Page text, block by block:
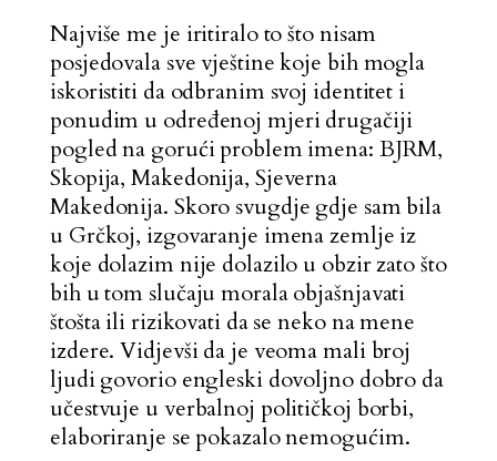
Najviše me je iritiralo to što nisam
posjedovala sve vještine koje bih mogla
iskoristiti da odbranim svoj identitet i
ponudim u određenoj mjeri drugačiji
pogled na gorući problem imena: BJRM,
Skopija, Makedonija, Sjeverna
Makedonija. Skoro svugdje gdje sam bila
u Grčkoj, izgovaranje imena zemlje iz
koje dolazim nije dolazilo u obzir zato što
bih u tom slučaju morala objašnjavati
štošta ili rizikovati da se neko na mene
izdere. Vidjevši da je veoma mali broj
ljudi govorio engleski dovoljno dobro da
učestvuje u verbalnoj političkoj borbi,
elaboriranje se pokazalo nemogućim.